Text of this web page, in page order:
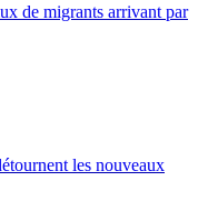
de migrants arrivant par
les nouveaux